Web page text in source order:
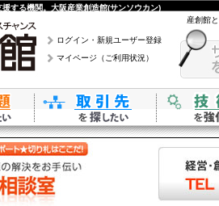
する機関。大阪産業創造館(サンソウカン)
ログイン・新規ユーザー登録
マイページ（ご利用状況）
産創館